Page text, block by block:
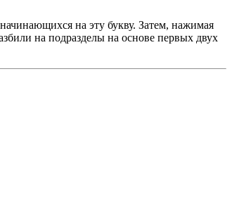
на эту букву. Затем, нажимая
на подразделы на основе первых двух